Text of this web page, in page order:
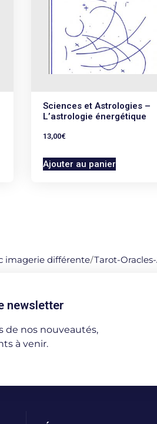
Sciences et Astrologies –
L’astrologie énergétique
13,00€
Ajouter au panier
imagerie différente/Tarot-
newsletter
de nos nouveautés,
à venir.